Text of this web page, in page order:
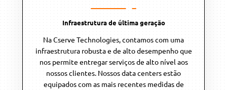
Infraestrutura de última geração
Na Cserve Technologies, contamos com uma
infraestrutura robusta e de alto desempenho que
nos permite entregar serviços de alto nível aos
nossos clientes. Nossos data centers estão
equipados com as mais recentes medidas de